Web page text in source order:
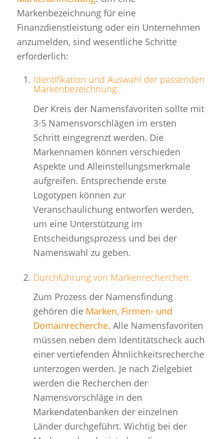
Markenbezeichnung für eine
Finanzdienstleistung oder ein Unternehmen
anzumelden, sind wesentliche Schritte
erforderlich:
Identifikation und Auswahl der passenden
Markenbezeichnung:
Der Kreis der Namensfavoriten sollte mit
3-5 Namensvorschlägen im ersten
Schritt eingegrenzt werden. Die
Markennamen können verschieden
Aspekte und Alleinstellungsmerkmale
aufgreifen. Entsprechende erste
Logotypen können zur
Veranschaulichung entworfen werden,
um eine Unterstützung im
Entscheidungsprozess und bei der
Namenswahl zu geben.
Durchführung von Markenrecherchen:
Zum Prozess der Namensfindung
gehören die Marken, Firmen- und
Domainrecherche. Alle Namensfavoriten
müssen neben dem Identitätscheck auch
einer vertiefenden Ähnlichkeitsrecherche
unterzogen werden. Je nach Zielgebiet
werden die Recherchen der
Namensvorschläge in den
Markendatenbanken der einzelnen
Länder durchgeführt. Wichtig bei der